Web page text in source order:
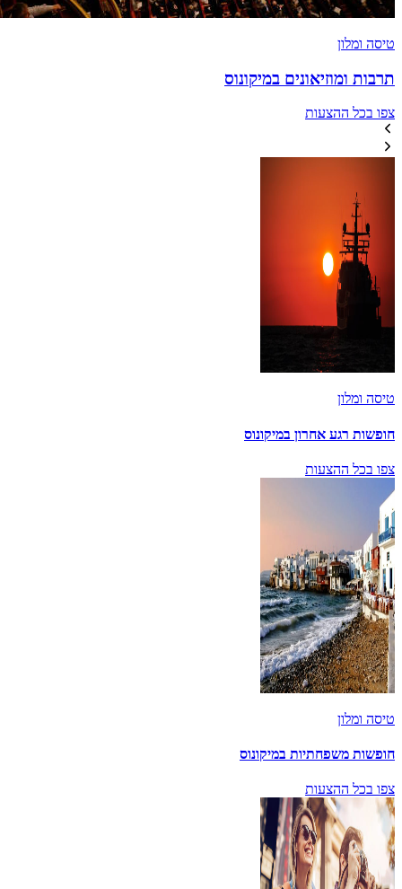
טיסה ומלון
תרבות ומוזיאונים במיקונוס
צפו בכל ההצעות
טיסה ומלון
חופשות רגע אחרון במיקונוס
צפו בכל ההצעות
טיסה ומלון
חופשות משפחתיות במיקונוס
צפו בכל ההצעות